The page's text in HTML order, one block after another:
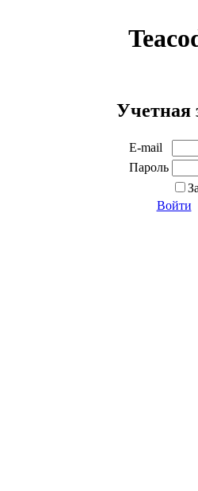
Учетная
E-mail
Пароль
Войти